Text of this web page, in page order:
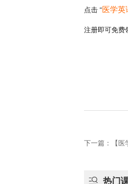
点击 “医学英
注册即可免费
下一篇：【医
 热门